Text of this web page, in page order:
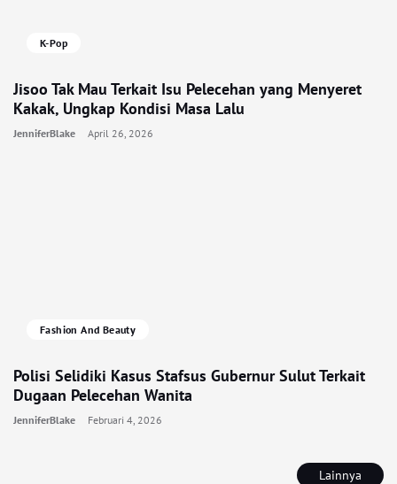
Lainnya
K-Pop
Jisoo Tak Mau Terkait Isu Pelecehan yang Menyeret
Kakak, Ungkap Kondisi Masa Lalu
JenniferBlake April 26, 2026
Fashion And Beauty
Polisi Selidiki Kasus Stafsus Gubernur Sulut Terkait
Dugaan Pelecehan Wanita
JenniferBlake Februari 4, 2026